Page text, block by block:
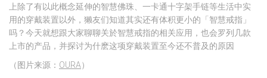
上除了有以此概念延伸的智慧佛珠、一卡通十字架手链等生活中实
用的穿戴装置以外，獭友们知道其实还有体积更小的「智慧戒指」
吗？今天就想跟大家聊聊关於智慧戒指的相关应用，也会罗列几款
上市的产品，并探讨为什麽这项穿戴装置至今还不普及的原因
（图片来源： OURA）